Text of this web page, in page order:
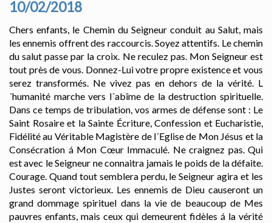
10/02/2018
Chers enfants, le Chemin du Seigneur conduit au Salut, mais
les ennemis offrent des raccourcis. Soyez attentifs. Le chemin
du salut passe par la croix. Ne reculez pas. Mon Seigneur est
tout près de vous. Donnez-Lui votre propre existence et vous
serez transformés. Ne vivez pas en dehors de la vérité. L
´humanité marche vers l´abîme de la destruction spirituelle.
Dans ce temps de tribulation, vos armes de défense sont : Le
Saint Rosaire et la Sainte Écriture, Confession et Eucharistie,
Fidélité au Véritable Magistère de l´Eglise de Mon Jésus et la
Consécration á Mon Cœur Immaculé. Ne craignez pas. Qui
est avec le Seigneur ne connaitra jamais le poids de la défaite.
Courage. Quand tout semblera perdu, le Seigneur agira et les
Justes seront victorieux. Les ennemis de Dieu causeront un
grand dommage spirituel dans la vie de beaucoup de Mes
pauvres enfants, mais ceux qui demeurent fidèles á la vérité